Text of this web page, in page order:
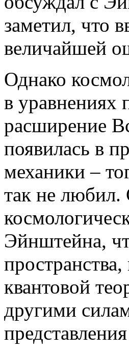
заметил, что
величайшей
Однако
в уравнениях
расширение
появилась в
механики –
так не любил.
Эйнштейна,
квантовой
другими